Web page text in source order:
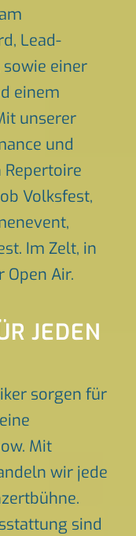
Lead-
sowie einer
einem
unserer
und
Volksfest,
Im Zelt, in
Open Air.
JEDEN
sorgen für
Mit
wir jede
sind